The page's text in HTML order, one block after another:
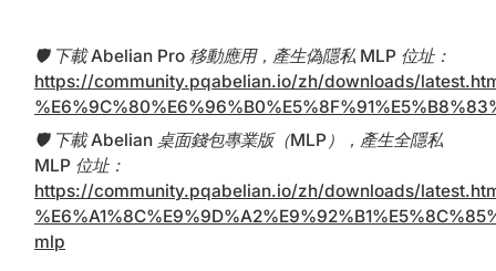
🛡️ 下載 Abelian Pro 移動應用，產生偽隱私 MLP 位址：
https://community.pqabelian.io/zh/downloads/
🛡️ 下載 Abelian 桌面錢包專業版（MLP），產生全隱私
MLP 位址：
https://community.pqabelian.io/zh/downloads/
mlp